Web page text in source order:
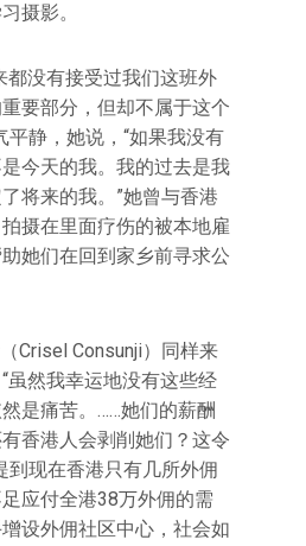
摄影。
都没有接受过我们这班外
要部分，但却不属于这个
平静，她说，“如果我没有
今天的我。我的过去是我
将来的我。”她曾与香港
摄在里面疗伤的被本地雇
她们在回到家乡前寻求公
Crisel Consunji）同样来
虽然我幸运地没有这些经
是痛苦。……她们的薪酬
香港人会剥削她们？这令
到现在香港只有几所外佣
应付全港38万外佣的需
设外佣社区中心，社会如